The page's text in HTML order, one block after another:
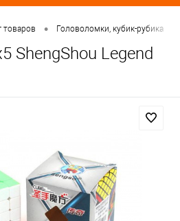
товаров • Головоломки, кубик-рубика
ShengShou Legend